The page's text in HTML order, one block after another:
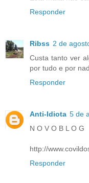
Responder
Ribss 2 de
Custa tanto ver
por tudo e por
Responder
Anti-Idiota 5 de
N O V O B L O G
http://
Responder